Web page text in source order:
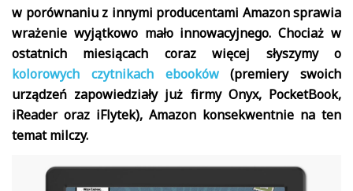
w porównaniu z innymi producentami Amazon sprawia
wrażenie wyjątkowo mało innowacyjnego. Chociaż w
ostatnich miesiącach coraz więcej słyszymy o
kolorowych czytnikach ebooków(premiery swoich
urządzeń zapowiedziały już firmy Onyx, PocketBook,
iReader oraz iFlytek), Amazon konsekwentnie na ten
temat milczy.